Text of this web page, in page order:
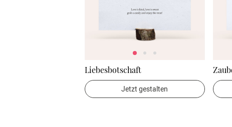
Liebesbotschaft
Jetzt gestalten